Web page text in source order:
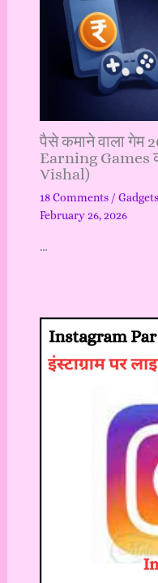
पैसे कमाने वाला गेम
Earning Games
Vishal)
18 Comments /
February 26, 2026
…